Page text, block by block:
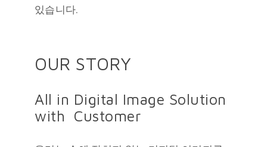
있습니다.
OUR STORY
All in Digital Image Solution
with Customer